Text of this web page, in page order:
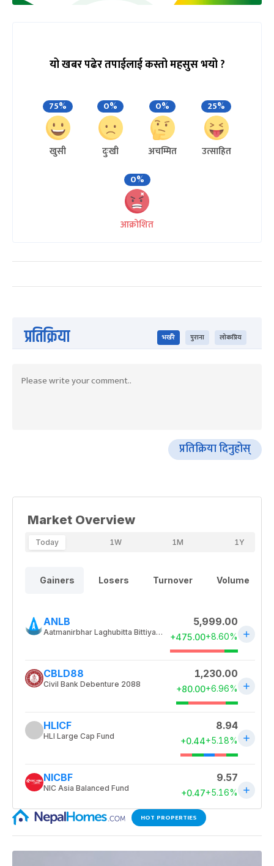
यो खबर पढेर तपाईलाई कस्तो महसुस भयो ?
75%
खुसी
0%
दुःखी
0%
अचम्मित
25%
उत्साहित
0%
आक्रोशित
प्रतिक्रिया भर्खरै पुराना लोकप्रिय
प्रतिक्रिया दिनुहोस्
HOT PROPERTIES